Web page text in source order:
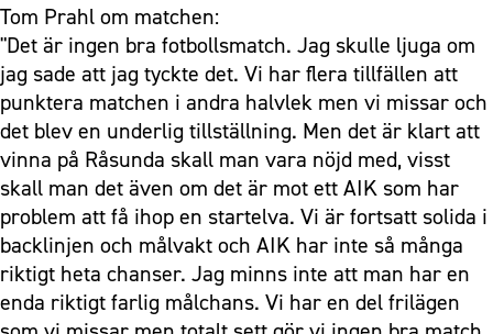
Tom Prahl om matchen:
"Det är ingen bra fotbollsmatch. Jag skulle ljuga om
jag sade att jag tyckte det. Vi har flera tillfällen att
punktera matchen i andra halvlek men vi missar och
det blev en underlig tillställning. Men det är klart att
vinna på Råsunda skall man vara nöjd med, visst
skall man det även om det är mot ett AIK som har
problem att få ihop en startelva. Vi är fortsatt solida i
backlinjen och målvakt och AIK har inte så många
riktigt heta chanser. Jag minns inte att man har en
enda riktigt farlig målchans. Vi har en del frilägen